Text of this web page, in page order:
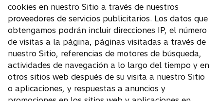
cookies en nuestro Sitio a través de nuestros
proveedores de servicios publicitarios. Los datos que
obtengamos podrán incluir direcciones IP, el número
de visitas a la página, páginas visitadas a través de
nuestro Sitio, referencias de motores de búsqueda,
actividades de navegación a lo largo del tiempo y en
otros sitios web después de su visita a nuestro Sitio
o aplicaciones, y respuestas a anuncios y